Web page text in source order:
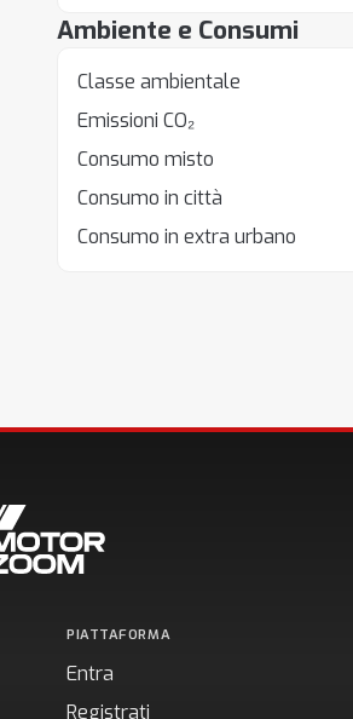
Ambiente e Consumi
Classe ambientale
Emissioni CO₂
Consumo misto
Consumo in città
Consumo in extra urbano
PIATTAFORMA
Entra
Registrati